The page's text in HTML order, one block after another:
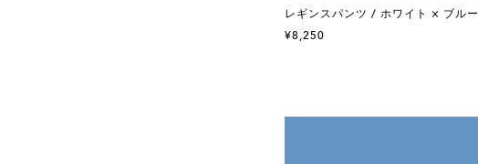
レギンスパンツ / ホワイト × ブルー
¥8,250